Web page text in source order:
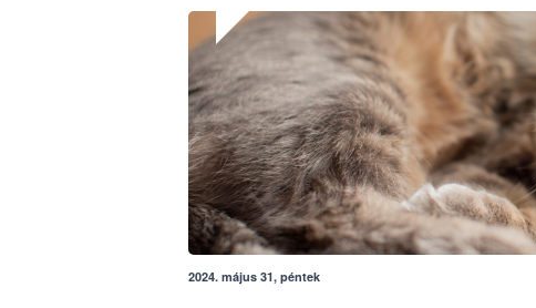
2024. május 31, péntek